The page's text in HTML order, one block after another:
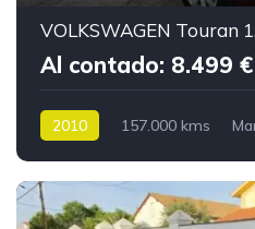
VOLKSWAGEN Touran
Al contado: 8.499 €
2010 157.000 kms